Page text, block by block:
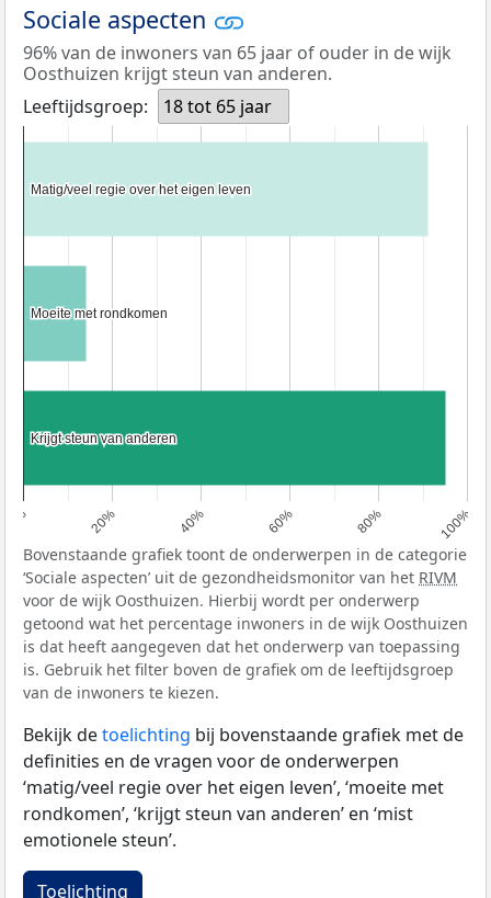
Sociale aspecten
96% van de inwoners van 65 jaar of ouder in de wijk
Oosthuizen krijgt steun van anderen.
Leeftijdsgroep:
18 tot 65 jaar
0% 20% 40% 60% 80% 100%
Matig/veel regie over het eigen leven
Matig/veel regie over het eigen leven
Moeite met rondkomen
Moeite met rondkomen
Krijgt steun van anderen
Krijgt steun van anderen
Bovenstaande grafiek toont de onderwerpen in de categorie
‘Sociale aspecten’ uit de gezondheidsmonitor van het RIVM
voor de wijk Oosthuizen. Hierbij wordt per onderwerp
getoond wat het percentage inwoners in de wijk Oosthuizen
is dat heeft aangegeven dat het onderwerp van toepassing
is. Gebruik het filter boven de grafiek om de leeftijdsgroep
van de inwoners te kiezen.
Bekijk detoelichting bij bovenstaande grafiek met de
definities en de vragen voor de onderwerpen
‘matig/veel regie over het eigen leven’, ‘moeite met
rondkomen’, ‘krijgt steun van anderen’ en ‘mist
emotionele steun’.
Toelichting